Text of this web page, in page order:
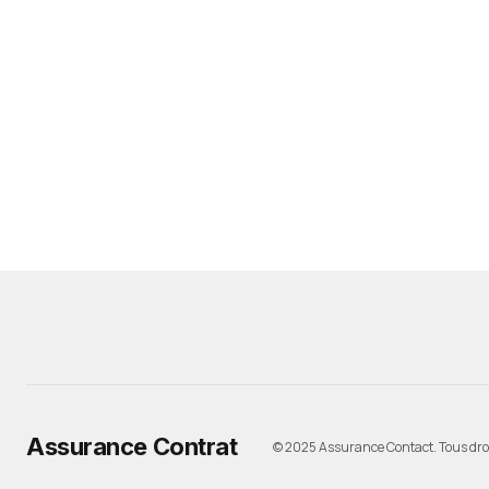
Assurance Contrat © 2025 Assurance Contact. Tous